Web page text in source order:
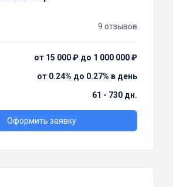
9 отзывов
от 15 000 ₽ до 1 000 000 ₽
от 0.24% до 0.27% в день
61 - 730 дн.
Оформить заявку